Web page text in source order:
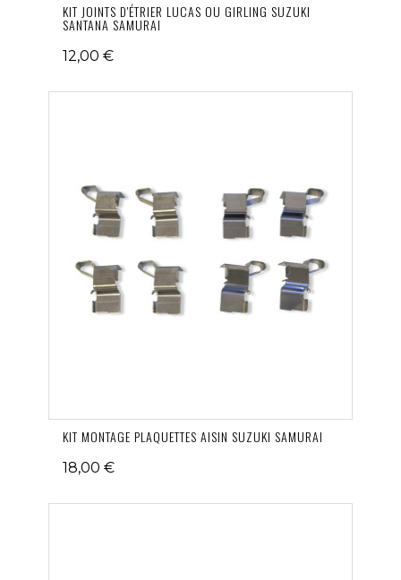
KIT JOINTS D'ÉTRIER LUCAS OU GIRLING SUZUKI
SANTANA SAMURAI
12,00 €
KIT MONTAGE PLAQUETTES AISIN SUZUKI SAMURAI
18,00 €